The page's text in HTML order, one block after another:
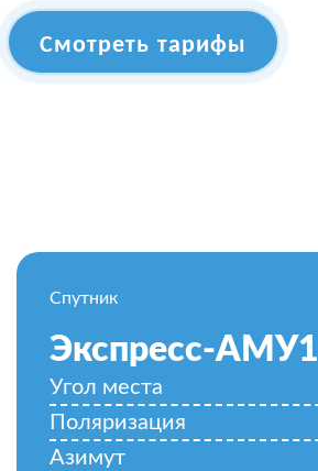
Смотреть тарифы
Спутник
Экспресс-АМУ1
Угол места
Поляризация
Азимут